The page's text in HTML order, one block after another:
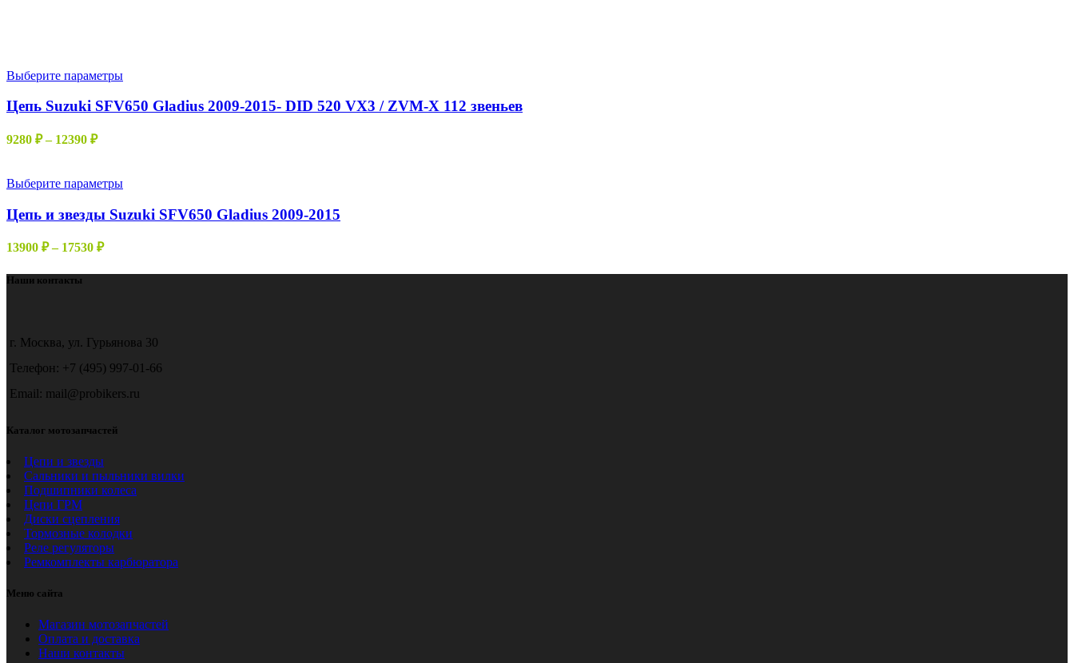
Выберите параметрыЭтот
имеет
на
товара.
Цепь Suzuki SFV650 Gladius 2009-2015- DID 520 VX3 / ZVM-X 112 звеньев
9280 ₽ – 12390 ₽Диапазон
–
Выберите параметрыЭтот
имеет
несколько
Цепь и звезды Suzuki SFV650 Gladius 2009-2015
13900 ₽ – 17530 ₽Диапазон
13900 ₽
Наши контакты
г. Москва, ул. Гурьянова 30
Телефон: +7 (495) 997-01-66
Email: mail@probikers.ru
Каталог мотозапчастей
Цепи и звезды
Сальники и пыльники вилки
Подшипники колеса
Цепи ГРМ
Диски сцепления
Тормозные колодки
Реле регуляторы
Ремкомплекты карбюратора
Меню сайта
Магазин мотозапчастей
Оплата и доставка
Наши контакты